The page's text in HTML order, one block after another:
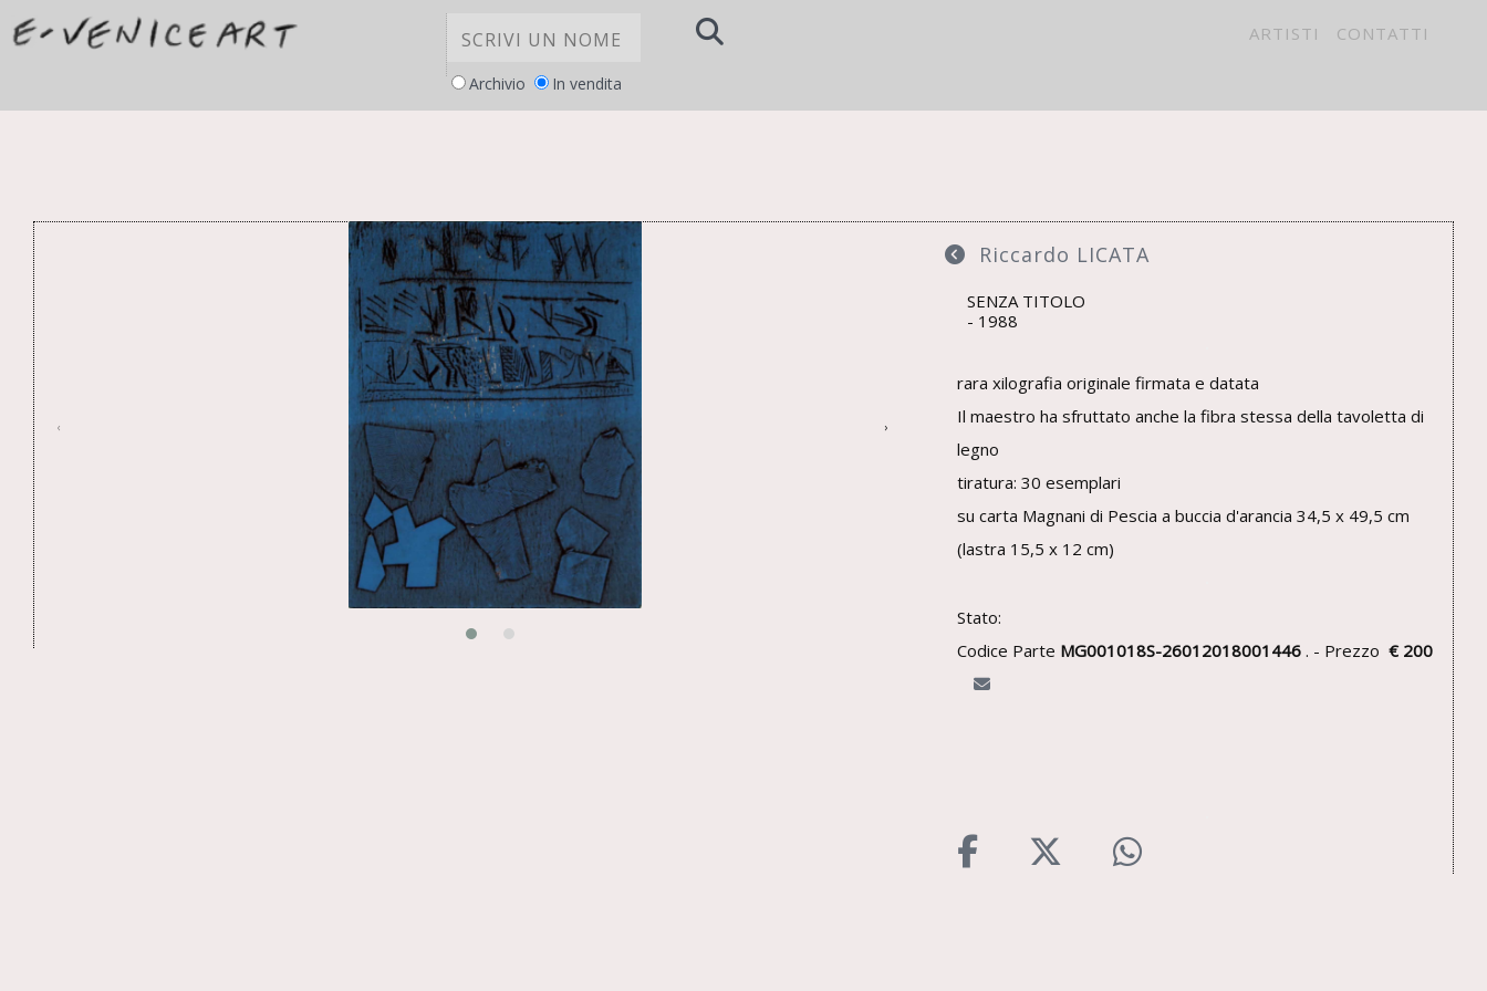
Archivio In vendita
CONTATTI
ARTISTI
‹ ›
Riccardo LICATA
SENZA TITOLO
1988
rara xilografia originale firmata e datata
Il maestro ha sfruttato anche la fibra stessa della tavoletta di
legno
tiratura: 30 esemplari
su carta Magnani di Pescia a buccia d'arancia 34,5 x 49,5 cm
(lastra 15,5 x 12 cm)
Stato:
Codice Parte MG001018S-26012018001446 . - Prezzo € 200